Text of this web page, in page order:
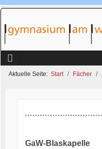
Aktuelle Seite: Start Fächer
GaW-Blaskapelle